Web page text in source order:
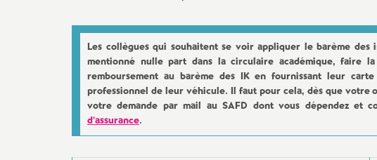
n
t
s
d
Les collègues qui souhaitent se voir appliquer le barème
mentionné nulle part dans la circulaire académique, faire
remboursement au barème des IK en fournissant leur
professionnel de leur véhicule. Il faut pour cela, dès que votre
votre demande par mail au SAFD dont vous dépendez et
d’assurance.